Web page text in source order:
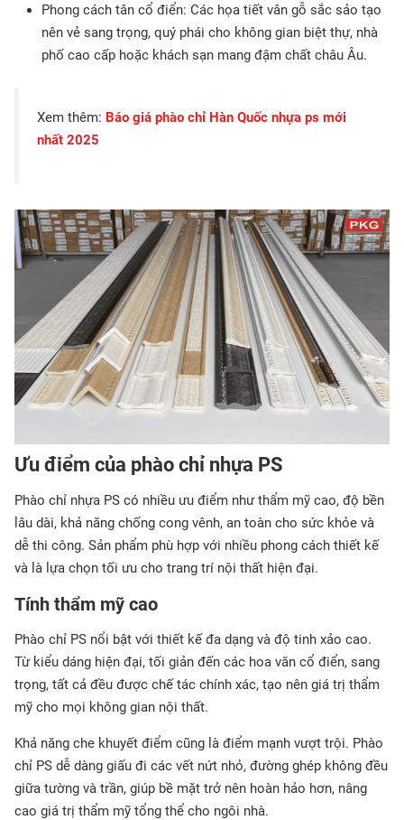
Phong cách tân cổ điển: Các họa tiết vân gỗ sắc sảo tạo
nên vẻ sang trọng, quý phái cho không gian biệt thự, nhà
phố cao cấp hoặc khách sạn mang đậm chất châu Âu.
Xem thêm: Báo giá phào chỉ Hàn Quốc nhựa ps mới
nhất 2025
Ưu điểm của phào chỉ nhựa PS
Phào chỉ nhựa PS có nhiều ưu điểm như thẩm mỹ cao, độ bền
lâu dài, khả năng chống cong vênh, an toàn cho sức khỏe và
dễ thi công. Sản phẩm phù hợp với nhiều phong cách thiết kế
và là lựa chọn tối ưu cho trang trí nội thất hiện đại.
Tính thẩm mỹ cao
Phào chỉ PS nổi bật với thiết kế đa dạng và độ tinh xảo cao.
Từ kiểu dáng hiện đại, tối giản đến các hoa văn cổ điển, sang
trọng, tất cả đều được chế tác chính xác, tạo nên giá trị thẩm
mỹ cho mọi không gian nội thất.
Khả năng che khuyết điểm cũng là điểm mạnh vượt trội. Phào
chỉ PS dễ dàng giấu đi các vết nứt nhỏ, đường ghép không đều
giữa tường và trần, giúp bề mặt trở nên hoàn hảo hơn, nâng
cao giá trị thẩm mỹ tổng thể cho ngôi nhà.